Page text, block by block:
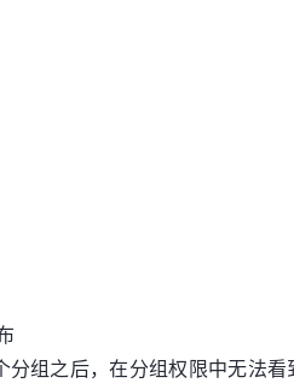
组之后，在分组权限中无法看